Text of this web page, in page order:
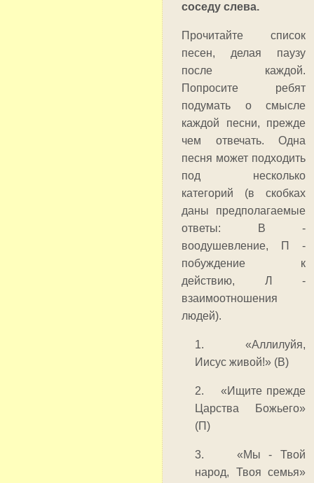
соседу слева.
Прочитайте список
песен, делая паузу
после каждой.
Попросите ребят
подумать о смысле
каждой песни, прежде
чем отвечать. Одна
песня может подходить
под несколько
категорий (в скобках
даны предполагаемые
ответы: В -
воодушевление, П -
побуждение к
действию, Л -
взаимоотношения
людей).
1. «Аллилуйя,
Иисус живой!» (В)
2. «Ищите прежде
Царства Божьего»
(П)
3. «Мы - Твой
народ, Твоя семья»